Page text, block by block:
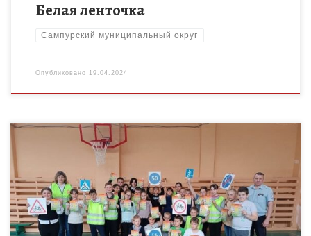
Белая ленточка
Сампурский муниципальный округ
Опубликовано 19.04.2024
Обучение правилам дорожного движения – это неотъемлемая
часть воспитательного и образовательного процесса,
поэтому различные мероприятия по профилактике правил
дорожного движения всегда актуальны. В рамках месячника